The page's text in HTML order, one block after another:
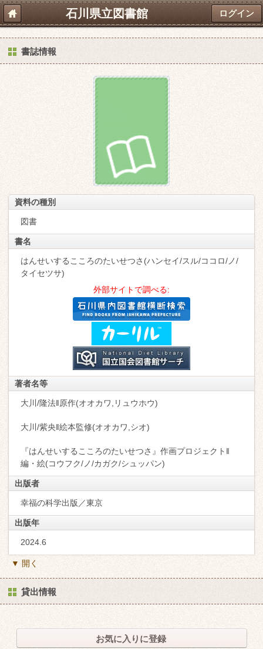
石川県立図書館 ログイン
書誌情報
資料の種別
図書
書名
はんせいするこころのたいせつさ(ハンセイ/スル/ココロ/ノ/
タイセツサ)
外部サイトで調べる:
著者名等
大川/隆法‖原作(オオカワ,リュウホウ)
大川/紫央‖絵本監修(オオカワ,シオ)
『はんせいするこころのたいせつさ』作画プロジェクト‖
編・絵(コウフク/ノ/カガク/シュッパン)
出版者
幸福の科学出版／東京
出版年
2024.6
▼ 開く
貸出情報
お気に入りに登録